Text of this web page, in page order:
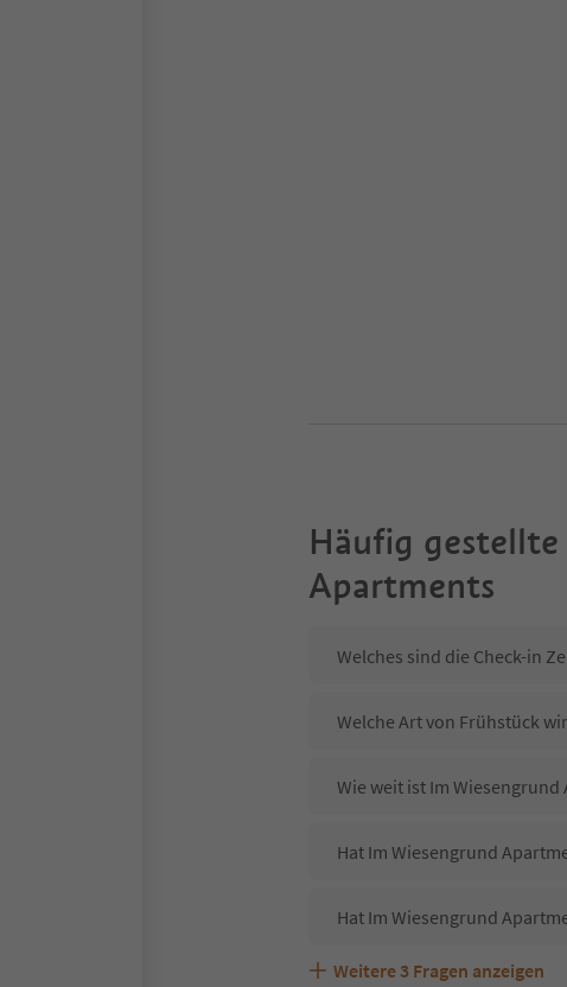
Häufig gestellte
Apartments
Welches sind die Check-in
Welche Art von Frühstück
Wie weit ist Im
Hat Im Wiesengrund
Hat Im Wiesengrund
Sind Haustiere in der
Welche Services bietet Im
Weitere 3 Fragen anzeigen